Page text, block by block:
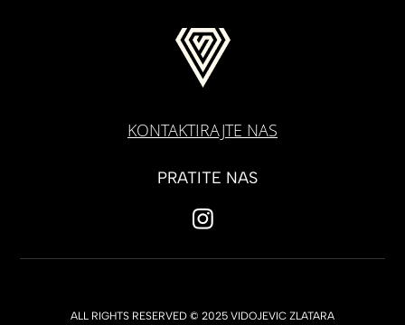
KONTAKTIRAJTE NAS
PRATITE NAS
ALL RIGHTS RESERVED © 2025 VIDOJEVIC ZLATARA